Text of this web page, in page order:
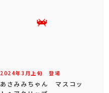
2024年3 月 上旬 登場
あさみみちゃん マスコッ